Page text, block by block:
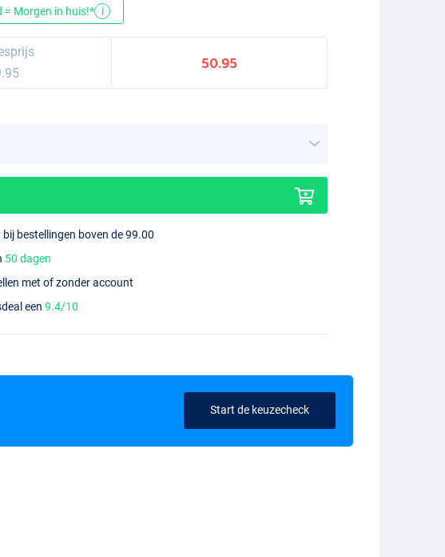
= Morgen in huis!* i
50.95
bestellingen boven de 99.00
50 dagen
met of zonder account
een9.4/10
Start de keuzecheck